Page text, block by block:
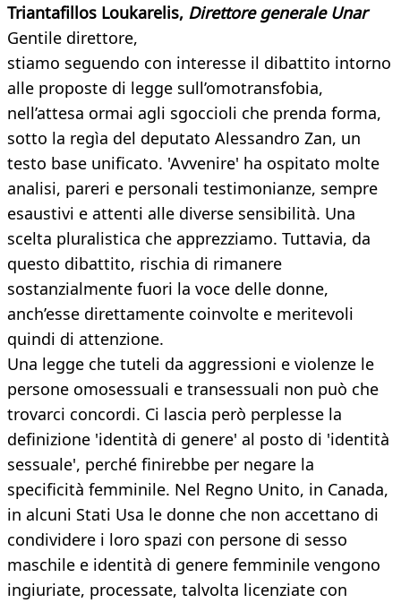
Triantafillos Loukarelis, Direttore generale Unar
Gentile direttore,
stiamo seguendo con interesse il dibattito intorno
alle proposte di legge sull’omotransfobia,
nell’attesa ormai agli sgoccioli che prenda forma,
sotto la regìa del deputato Alessandro Zan, un
testo base unificato. 'Avvenire' ha ospitato molte
analisi, pareri e personali testimonianze, sempre
esaustivi e attenti alle diverse sensibilità. Una
scelta pluralistica che apprezziamo. Tuttavia, da
questo dibattito, rischia di rimanere
sostanzialmente fuori la voce delle donne,
anch’esse direttamente coinvolte e meritevoli
quindi di attenzione.
Una legge che tuteli da aggressioni e violenze le
persone omosessuali e transessuali non può che
trovarci concordi. Ci lascia però perplesse la
definizione 'identità di genere' al posto di 'identità
sessuale', perché finirebbe per negare la
specificità femminile. Nel Regno Unito, in Canada,
in alcuni Stati Usa le donne che non accettano di
condividere i loro spazi con persone di sesso
maschile e identità di genere femminile vengono
ingiuriate, processate, talvolta licenziate con